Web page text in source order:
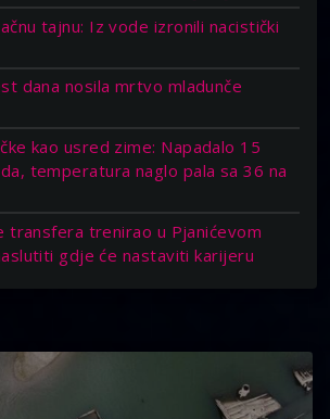
tajnu: Iz vode izronili nacistički
dana nosila mrtvo mladunče
kao usred zime: Napadalo 15
temperatura naglo pala sa 36 na
transfera trenirao u Pjanićevom
gdje će nastaviti karijeru